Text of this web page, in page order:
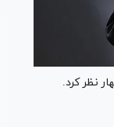
نظر کرد.